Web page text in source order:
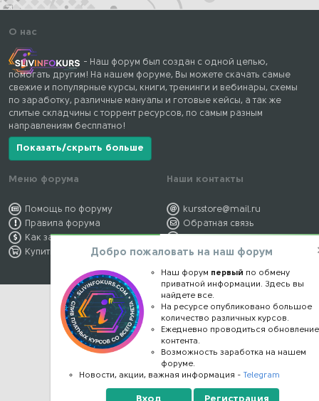
О нас
- Наш форум был создан с одной целью,
помогать другим! На нашем форуме, Вы можете скачать самые
свежие и популярные курсы, книги, тренинги и вебинары, схемы
по заработку, различные мануалы и готовые кейсы, а так же
слитые складчины с торрент ресурсов, по самым разным
направлениям бесплатно!
Показать/скрыть больше
Меню форума
Помощь по форуму
Правила форума
Как заработать
Купить премиум
Наши контакты
kursstore@mail.ru
Обратная связь
Конфиденциальность
Правообладателям
Добро пожаловать на наш форум
Наш форум первый по обмену
приватной информации. Здесь вы
найдете все.
На ресурсе опубликовано большое
количество различных курсов.
Ежедневно проводиться обновление
контента.
Возможность заработка на нашем
форуме.
Новости, акции, важная информация -Telegram